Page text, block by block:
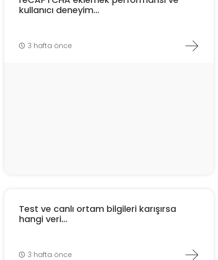
kullanıcı deneyim...
3 hafta önce
Test ve canlı ortam bilgileri karışırsa
hangi veri...
3 hafta önce